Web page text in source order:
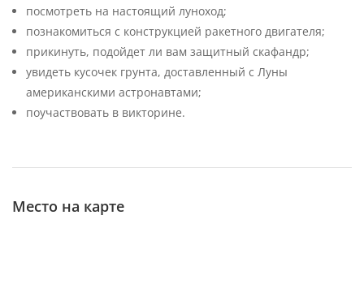
посмотреть на настоящий луноход;
познакомиться с конструкцией ракетного двигателя;
прикинуть, подойдет ли вам защитный скафандр;
увидеть кусочек грунта, доставленный с Луны
американскими астронавтами;
поучаствовать в викторине.
Место на карте